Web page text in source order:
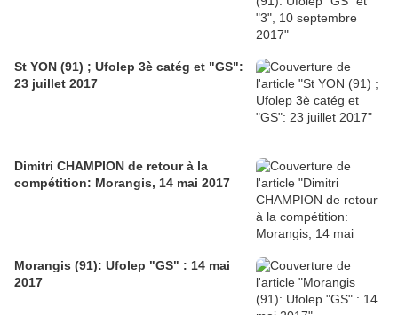
St YON (91) ; Ufolep 3è catég et "GS":
23 juillet 2017
Dimitri CHAMPION de retour à la
compétition: Morangis, 14 mai 2017
Morangis (91): Ufolep "GS" : 14 mai
2017